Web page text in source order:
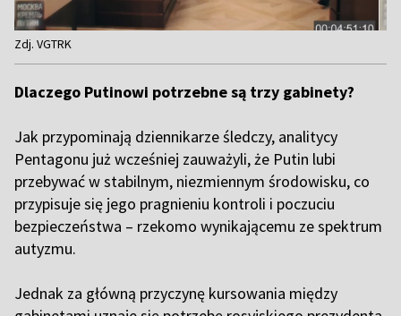
Item
1
of
Zdj. VGTRK
Dlaczego Putinowi potrzebne są trzy gabinety?
Jak przypominają dziennikarze śledczy, analitycy
Pentagonu już wcześniej zauważyli, że Putin lubi
przebywać w stabilnym, niezmiennym środowisku, co
przypisuje się jego pragnieniu kontroli i poczuciu
bezpieczeństwa – rzekomo wynikającemu ze spektrum
autyzmu.
Jednak za główną przyczynę kursowania między